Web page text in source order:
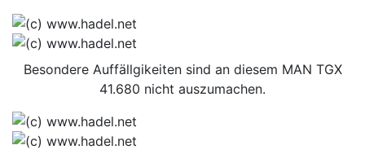
Besondere Auffällgikeiten sind an diesem MAN TGX
41.680 nicht auszumachen.